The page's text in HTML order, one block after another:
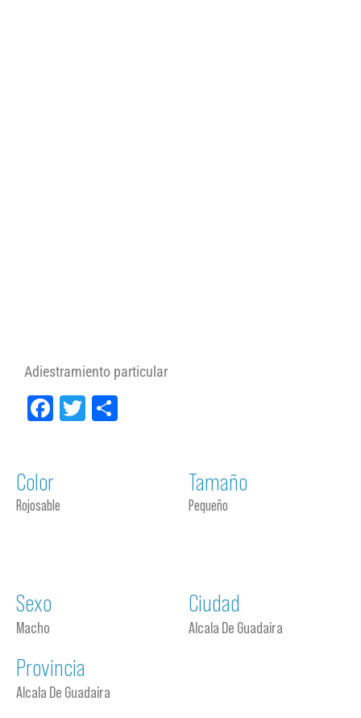
Adiestramiento particular
Facebook
Twitter
Color
Rojosable
Tamaño
Pequeño
Sexo
Macho
Ciudad
Alcala De Guadaira
Provincia
Alcala De Guadaira